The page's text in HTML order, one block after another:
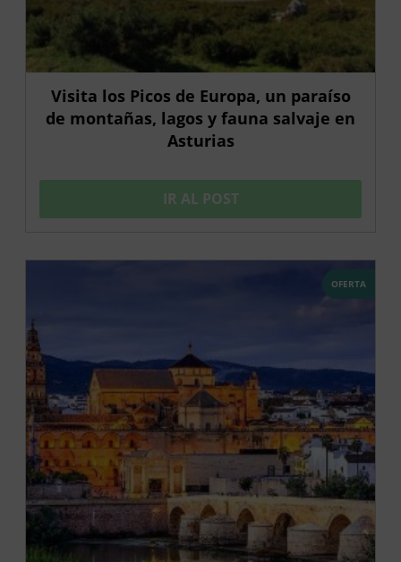
Visita los Picos de Europa, un paraíso
de montañas, lagos y fauna salvaje en
Asturias
IR AL POST
OFERTA